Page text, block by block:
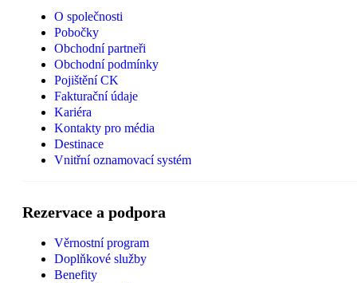
O společnosti
Pobočky
Obchodní partneři
Obchodní podmínky
Pojištění CK
Fakturační údaje
Kariéra
Kontakty pro média
Destinace
Vnitřní oznamovací systém
Rezervace a podpora
Věrnostní program
Doplňkové služby
Benefity